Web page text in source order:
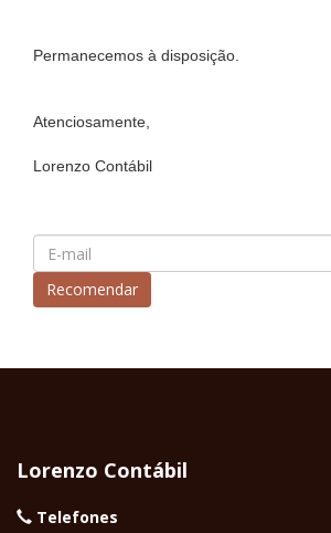
Permanecemos à disposição.
Atenciosamente,
Lorenzo Contábil
Lorenzo Contábil
Telefones